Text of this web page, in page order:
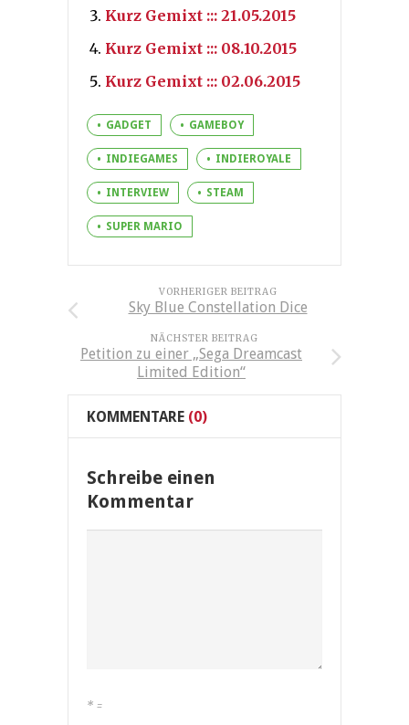
Kurz Gemixt ::: 21.05.2015
Kurz Gemixt ::: 08.10.2015
Kurz Gemixt ::: 02.06.2015
GADGET GAMEBOY
INDIEGAMES INDIEROYALE
INTERVIEW STEAM
SUPER MARIO
VORHERIGER BEITRAG
Sky Blue Constellation Dice
NÄCHSTER BEITRAG
Petition zu einer „Sega Dreamcast
Limited Edition“
KOMMENTARE (0)
Schreibe einen
Kommentar
* =